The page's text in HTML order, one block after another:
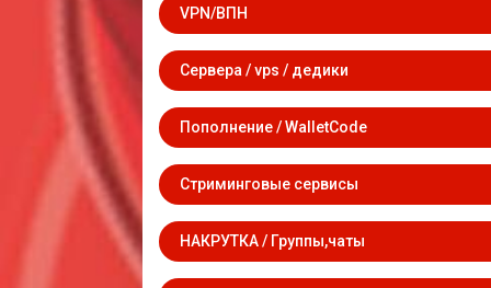
VPN/ВПН
Сервера / vps / дедики
Пополнение / WalletCode
Стриминговые сервисы
НАКРУТКА / Группы,чаты